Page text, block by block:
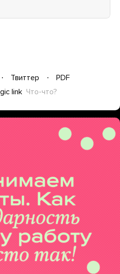
Твиттер
PDF
link Что-что?